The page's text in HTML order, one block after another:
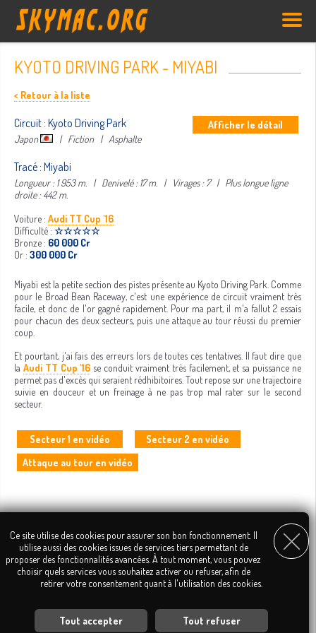
KYOTO DRIVING PARK - MIYABI
< Retour à la liste
Afficher le détail
Circuit : Kyoto Driving Park
Japon | Fiction | Asphalte
Tracé : Miyabi
Longueur : 1 953 m. | Denivelé : 17 m. | Virages : 7 | Plus longue ligne
droite : 442 m.
Voiture : Audi TT Cup '16
Difficulté : ☆☆☆☆☆
Bronze : 60 000 Cr
Or : 300 000 Cr
Miyabi est la petite section des pistes présente au Kyoto Driving Park. Comme
pour le Broad Bean Raceway, c'est une expérience de circuit vraiment très
facile, et donc de l'or gagné rapidement. Pour ma part, il m'a fallut 2 essais
pour chacun des deux secteurs, puis une attaque au tour réussi du premier
coup.
Et pourtant, j'ai fais des erreurs lors de toutes ces tentatives. Il faut dire que
la Audi TT Cup '16 se conduit vraiment très facilement, et sa puissance ne
permet pas d'excès qui seraient rédhibitoires. Tout repose sur une trajectoire
suivie en douceur et un freinage à ne pas trop mal rater sur le second
secteur.
Secteur 1 en vidéo
Secteur 2 en vidéo
Attaque au tour en vidéo
Ce site utilise des cookies pour assurer son bon fonctionnement. Il
utilise aussi des cookies issues de services tiers permettant de
proposer des fonctionnalités avancées. À tout moment, vous pouvez
choisir quels services vous souhaitez activer ou refuser, afin de
retirer votre consentement quant à l'utilisation des cookies.
Personnalisation des services
Tout accepter Tout refuser